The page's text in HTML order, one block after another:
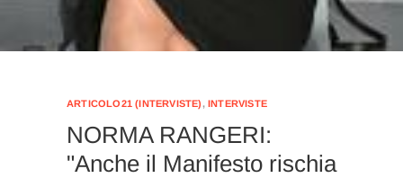
ARTICOLO21 (INTERVISTE) ,INTERVISTE
NORMA RANGERI:
"Anche il Manifesto rischia